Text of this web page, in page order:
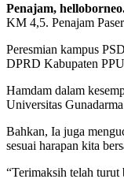
Penajam,
KM 4,5. Penajam
Peresmian kampus
DPRD Kabupaten
Hamdam dalam
Universitas
Bahkan, Ia juga
sesuai harapan kita
“Terimaksih telah turut